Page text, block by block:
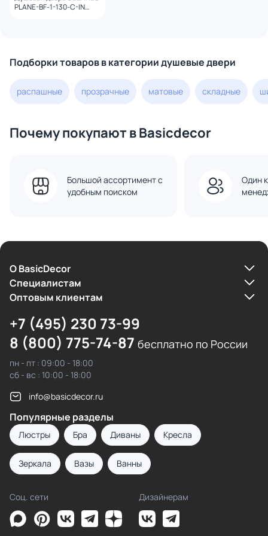
PLANE-BF-1-130-C-IN
Подборки товаров в категории душевые двери
распашные прозрачные матовые складные
Почему покупают в Basicdecor
Большой ассортимент с
удобным поиском
Один
О BasicDecor
Cпециалистам
Оптовым клиентам
+7 (495) 230 73-99
8 (800) 775-74-87 бесплатно по России
пн - пт : 09:00 - 18:00
сб - вс : 10:00 - 18:00
info@basicdecor.ru
Популярные разделы
Люстры Бра Диваны Кресла
Зеркала Вазы Ванны
Соц. сети Дизайнерам